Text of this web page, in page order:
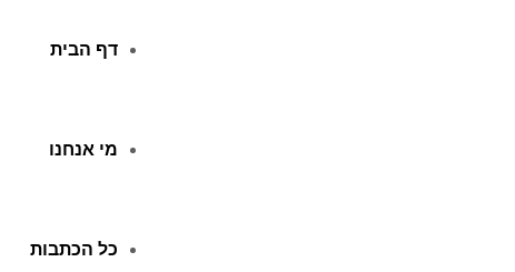
דף הבית
מי אנחנו
כל הכתבות